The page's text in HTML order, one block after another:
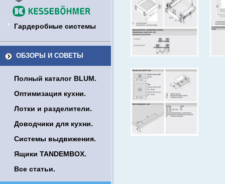
Гардеробные системы
ОБЗОРЫ И СОВЕТЫ
Полный каталог BLUM.
Оптимизация кухни.
Лотки и разделители.
Доводчики для кухни.
Системы выдвижения.
Ящики TANDEMBOX.
Все статьи.